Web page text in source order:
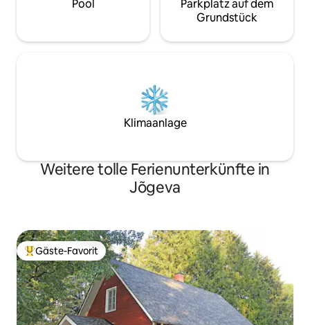
Pool
Parkplatz auf dem
Grundstück
Klimaanlage
Weitere tolle Ferienunterkünfte in
Jõgeva
Beliebter Gäste-Favorit.
Gäste-Favorit